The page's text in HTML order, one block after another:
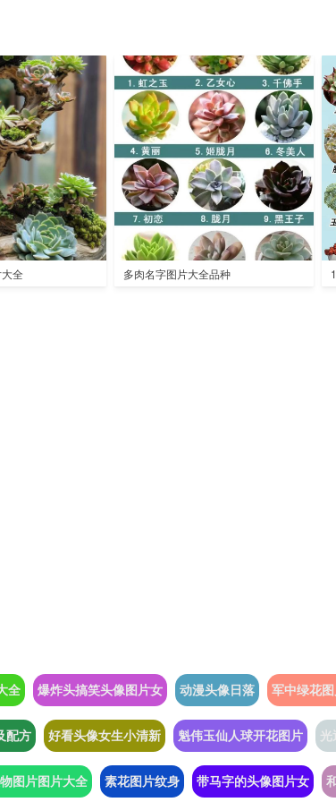
全 多肉名字图片大全品种
全 爆炸头搞笑头像图片女 动漫头像日落 军中绿花
配方 好看头像女生小清新 魁伟玉仙人球开花图片
图片图片大全 素花图片纹身 带马字的头像图片女